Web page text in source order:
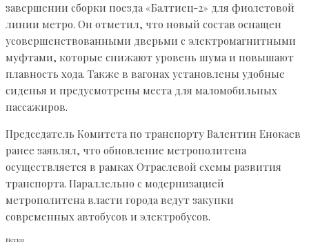
завершении сборки поезда «Балтиец-2» для фиолетовой
линии метро. Он отметил, что новый состав оснащен
усовершенствованными дверьми с электромагнитными
муфтами, которые снижают уровень шума и повышают
плавность хода. Также в вагонах установлены удобные
сиденья и предусмотрены места для маломобильных
пассажиров.
Председатель Комитета по транспорту Валентин Енокаев
ранее заявлял, что обновление метрополитена
осуществляется в рамках Отраслевой схемы развития
транспорта. Параллельно с модернизацией
метрополитена власти города ведут закупки
современных автобусов и электробусов.
Метки